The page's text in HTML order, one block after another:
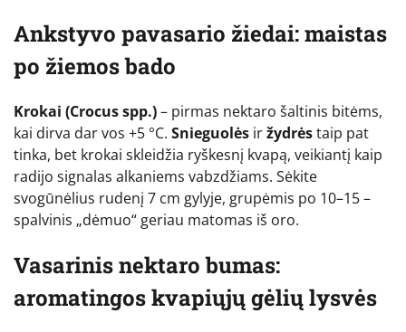
Ankstyvo pavasario žiedai: maistas
po žiemos bado
Krokai (Crocus spp.)– pirmas nektaro šaltinis bitėms,
kai dirva dar vos +5 °C. Snieguolės iržydrėstaip pat
tinka, bet krokai skleidžia ryškesnį kvapą, veikiantį kaip
radijo signalas alkaniems vabzdžiams. Sėkite
svogūnėlius rudenį 7 cm gylyje, grupėmis po 10–15 –
spalvinis „dėmuo“ geriau matomas iš oro.
Vasarinis nektaro bumas:
aromatingos kvapiųjų gėlių lysvės